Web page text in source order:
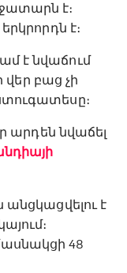
է։
է։
է նվաճում
վեր բաց չի
արդեն նվաճել
անցկացվելու է
48